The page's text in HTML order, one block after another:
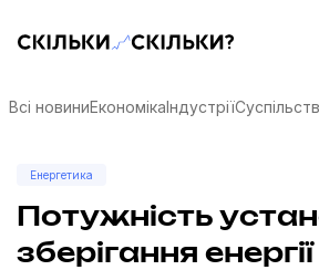
Скільки-скільки? — Медіа про
Всі новиниЕкономікаІндустрії
Енергетика
Потужність
зберігання